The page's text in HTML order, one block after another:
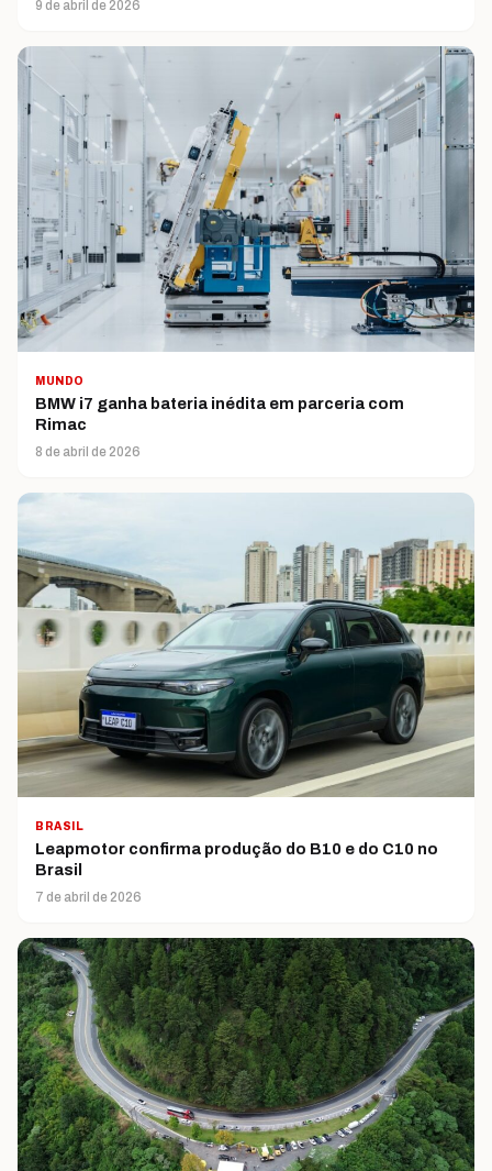
9 de abril de 2026
MUNDO
BMW i7 ganha bateria inédita em parceria com
Rimac
8 de abril de 2026
BRASIL
Leapmotor confirma produção do B10 e do C10 no
Brasil
7 de abril de 2026